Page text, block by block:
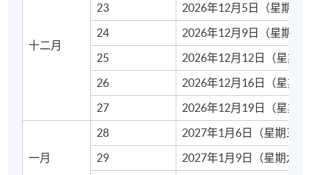
逢周三，7:00pm - 10:00pm
逢周六，10:00am - 1:00pm
每講3小時
十二月
23
2026年12月5日（星期六
24
2026年12月9日（星期三
25
2026年12月12日（星期
26
2026年12月16日（星期
27
2026年12月19日（星期
一月
28
2027年1月6日（星期三）
29
2027年1月9日（星期六）